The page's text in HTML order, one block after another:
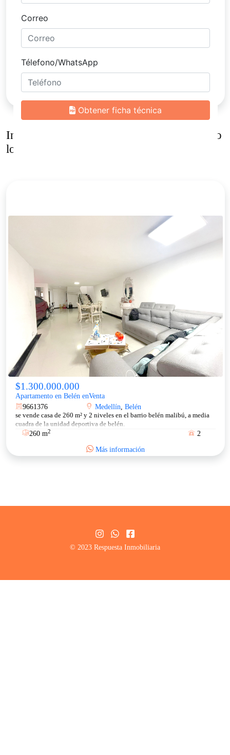
Inmuebles
similares al vendo casa el poblado
loma parra unidad cerrada. medellin.
$1.300.000.000
Apartamento en Belén enVenta
9661376
Medellín, Belén
se vende casa de 260 m² y 2 niveles en el barrio belén malibú, a media
cuadra de la unidad deportiva de belén.
260 m2 2
Más información
© 2023 Respuesta Inmobiliaria